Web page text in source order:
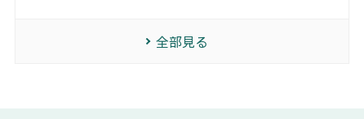
全部見る